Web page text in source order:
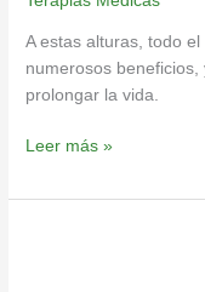
A estas alturas, todo
numerosos
prolongar la vida.
Leer más »